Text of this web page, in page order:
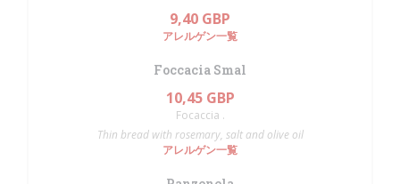
9,40 GBP
アレルゲン一覧
Foccacia Smal
10,45 GBP
Focaccia .
Thin bread with rosemary, salt and olive oil
アレルゲン一覧